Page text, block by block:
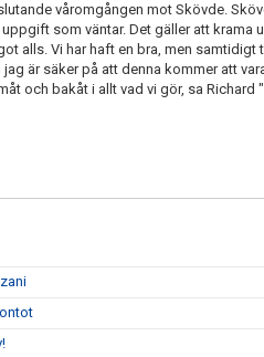
våromgången mot Skövde.
som väntar. Det gäller att krama
alls. Vi har haft en bra, men
är säker på att denna kommer att
och bakåt i allt vad vi gör, sa Richard